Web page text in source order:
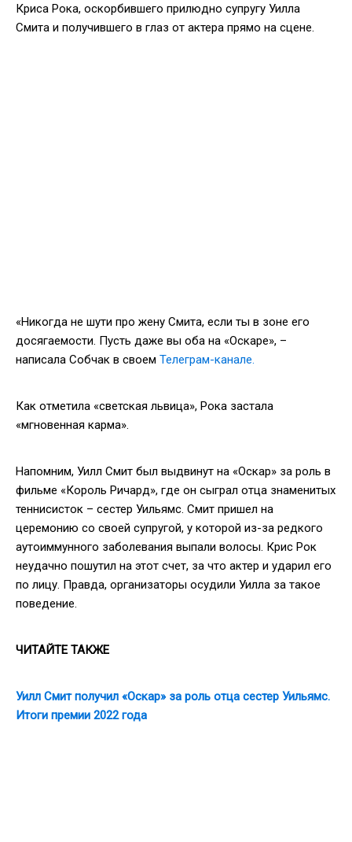
Криса Рока, оскорбившего прилюдно супругу Уилла
Смита и получившего в глаз от актера прямо на сцене.
«Никогда не шути про жену Смита, если ты в зоне его
досягаемости. Пусть даже вы оба на «Оскаре», –
написала Собчак в своем Телеграм-канале.
Как отметила «светская львица», Рока застала
«мгновенная карма».
Напомним, Уилл Смит был выдвинут на «Оскар» за роль в
фильме «Король Ричард», где он сыграл отца знаменитых
теннисисток – сестер Уильямс. Смит пришел на
церемонию со своей супругой, у которой из-за редкого
аутоиммунного заболевания выпали волосы. Крис Рок
неудачно пошутил на этот счет, за что актер и ударил его
по лицу. Правда, организаторы осудили Уилла за такое
поведение.
ЧИТАЙТЕ ТАКЖЕ
Уилл Смит получил «Оскар» за роль отца сестер Уильямс.
Итоги премии 2022 года